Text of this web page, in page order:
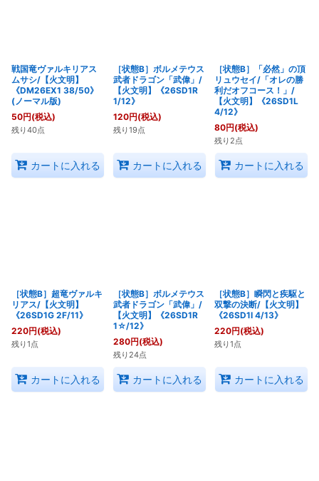
戦国竜ヴァルキリアス
ムサシ/【火文明】
《DM26EX1 38/50》
(ノーマル版)
50円(税込)
残り40点
カートに入れる
［状態B］ボルメテウス
武者ドラゴン「武偉」/
【火文明】《26SD1R
1/12》
120円(税込)
残り19点
カートに入れる
［状態B］「必然」の頂
リュウセイ/「オレの勝
利だオフコース！」/
【火文明】《26SD1L
4/12》
80円(税込)
残り2点
カートに入れる
［状態B］超竜ヴァルキ
リアス/【火文明】
《26SD1G 2F/11》
220円(税込)
残り1点
カートに入れる
［状態B］ボルメテウス
武者ドラゴン「武偉」/
【火文明】《26SD1R
1☆/12》
280円(税込)
残り24点
カートに入れる
［状態B］瞬閃と疾駆と
双撃の決断/【火文明】
《26SD1I 4/13》
220円(税込)
残り1点
カートに入れる